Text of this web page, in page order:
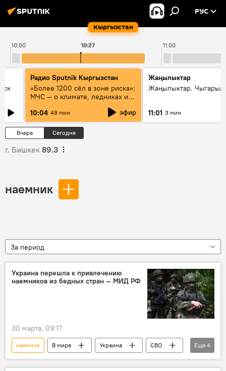
Кыргызстан
РУС
10:00 11:00
10:27
Радио Sputnik Кыргызстан
«Более 1200 сёл в зоне риска»:
МЧС — о климате, ледниках и
населения
10:04 49 мин эфир
Жаңылыктар
Жаңылыктар.
11:01 3 мин
Вчера Сегодня
г. Бишкек 89.3
наемник
За период
Украина перешла к привлечению
наемников из бедных стран — МИД РФ
30 марта, 09:17
наемник В мире Украина
СВО
наемничество
спецоперация
Еще 4